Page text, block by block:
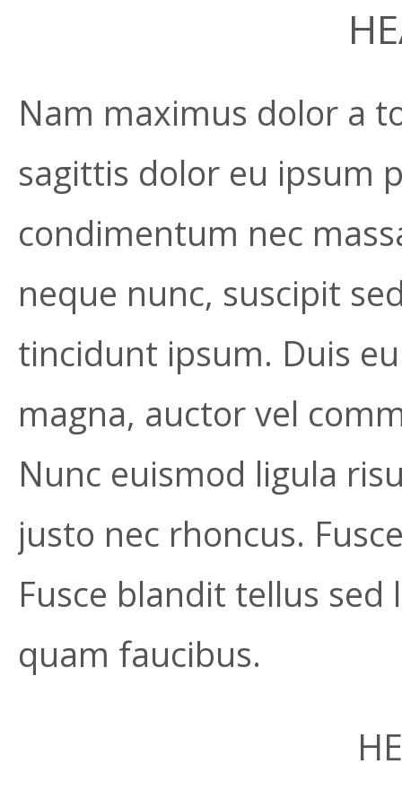
Nam maximus dolor a
sagittis dolor eu ipsum
condimentum nec
neque nunc, suscipit
tincidunt ipsum. Duis
magna, auctor vel
Nunc euismod ligula
justo nec rhoncus.
Fusce blandit tellus
quam faucibus.